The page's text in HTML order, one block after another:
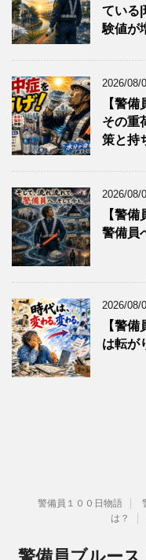
ている|
験値が
2026/08/
【警
その重
策と持
2026/08/
【警
警備員
2026/08/
【警
は転が
警備員１００日物語
は？